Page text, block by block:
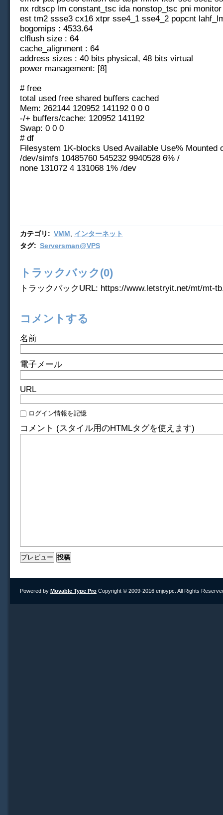
nx rdtscp lm constant_tsc ida nonstop_tsc pni
est tm2 ssse3 cx16 xtpr sse4_1 sse4_2 popcnt
bogomips : 4533.64
clflush size : 64
cache_alignment : 64
address sizes : 40 bits physical, 48 bits virtual
power management: [8]
# free
total used free shared buffers cached
Mem: 262144 120952 141192 0 0 0
-/+ buffers/cache: 120952 141192
Swap: 0 0 0
# df
Filesystem 1K-blocks Used Available Use% Mounted
/dev/simfs 10485760 545232 9940528 6% /
none 131072 4 131068 1% /dev
カテゴリ : VMM
インターネット
タグ: Serversman@VPS
トラックバック(0)
トラックバックURL: https://www.letstryit.net/mt/mt-
コメントする
名前
電子メール
URL
ログイン情報を記憶
コメント (スタイル用のHTMLタグを使えます)
Powered by Movable Type Pro Copyright © 2009-2016 enjoypc. All Rights